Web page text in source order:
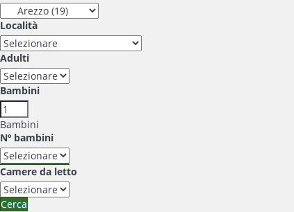
Località
Adulti
Bambini
Bambini
Nº bambini
Camere da letto
Cerca